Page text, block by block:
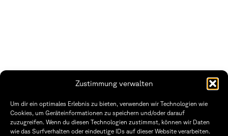
Zustimmung verwalten
Um dir ein optimales Erlebnis zu bieten, verwenden wir Technologien wie
Cookies, um Geräteinformationen zu speichern und/oder darauf
zuzugreifen. Wenn du diesen Technologien zustimmst, können wir Daten
wie das Surfverhalten oder eindeutige IDs auf dieser Website verarbeiten.
THWS | Fakultät Gestaltung Würzburg
Technische Hochschule
Würzburg-Schweinfurt
Sanderheinrichsleitenweg 20
Öffnungszeiten Dekanat
Montag – Freitag
8:30 – 12:00